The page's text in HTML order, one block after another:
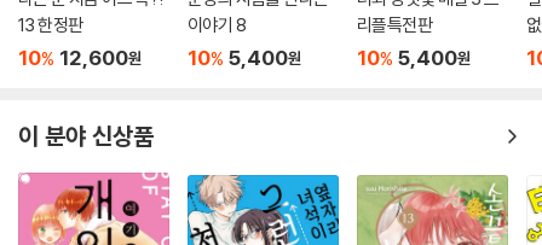
13 한정판
10% 12,600원
이야기 8
10% 5,400원
리플특전판
10% 5,400원
이 분야 신상품